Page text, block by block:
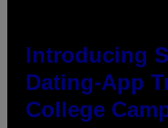
Introducing
Dating-App
College